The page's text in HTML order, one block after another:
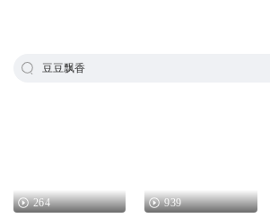
豆豆飘香
264 939